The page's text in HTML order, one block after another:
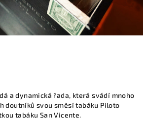
a dynamická řada, která svádí mnoho
doutníků svou směsí tabáku Piloto
tabáku San Vicente.